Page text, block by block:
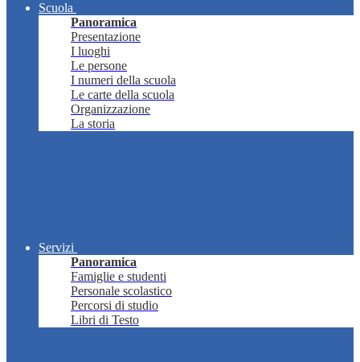
Scuola
Panoramica
Presentazione
I luoghi
Le persone
I numeri della scuola
Le carte della scuola
Organizzazione
La storia
Servizi
Panoramica
Famiglie e studenti
Personale scolastico
Percorsi di studio
Libri di Testo